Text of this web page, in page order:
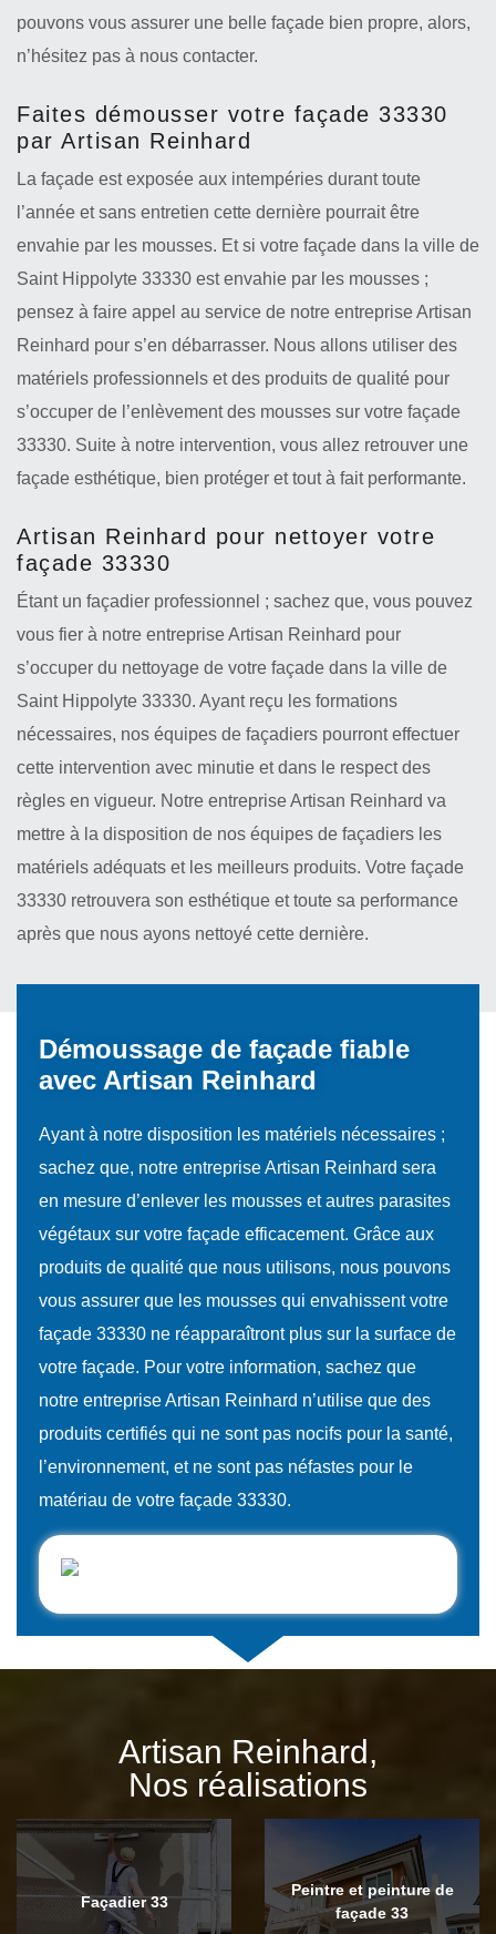
pouvons vous assurer une belle façade bien propre, alors,
n’hésitez pas à nous contacter.
Faites démousser votre façade 33330
par Artisan Reinhard
La façade est exposée aux intempéries durant toute
l’année et sans entretien cette dernière pourrait être
envahie par les mousses. Et si votre façade dans la ville de
Saint Hippolyte 33330 est envahie par les mousses ;
pensez à faire appel au service de notre entreprise Artisan
Reinhard pour s’en débarrasser. Nous allons utiliser des
matériels professionnels et des produits de qualité pour
s’occuper de l’enlèvement des mousses sur votre façade
33330. Suite à notre intervention, vous allez retrouver une
façade esthétique, bien protéger et tout à fait performante.
Artisan Reinhard pour nettoyer votre
façade 33330
Étant un façadier professionnel ; sachez que, vous pouvez
vous fier à notre entreprise Artisan Reinhard pour
s’occuper du nettoyage de votre façade dans la ville de
Saint Hippolyte 33330. Ayant reçu les formations
nécessaires, nos équipes de façadiers pourront effectuer
cette intervention avec minutie et dans le respect des
règles en vigueur. Notre entreprise Artisan Reinhard va
mettre à la disposition de nos équipes de façadiers les
matériels adéquats et les meilleurs produits. Votre façade
33330 retrouvera son esthétique et toute sa performance
après que nous ayons nettoyé cette dernière.
Démoussage de façade fiable
avec Artisan Reinhard
Ayant à notre disposition les matériels nécessaires ;
sachez que, notre entreprise Artisan Reinhard sera
en mesure d’enlever les mousses et autres parasites
végétaux sur votre façade efficacement. Grâce aux
produits de qualité que nous utilisons, nous pouvons
vous assurer que les mousses qui envahissent votre
façade 33330 ne réapparaîtront plus sur la surface de
votre façade. Pour votre information, sachez que
notre entreprise Artisan Reinhard n’utilise que des
produits certifiés qui ne sont pas nocifs pour la santé,
l’environnement, et ne sont pas néfastes pour le
matériau de votre façade 33330.
Artisan Reinhard,
Nos réalisations
Façadier 33
Peintre et peinture de
façade 33